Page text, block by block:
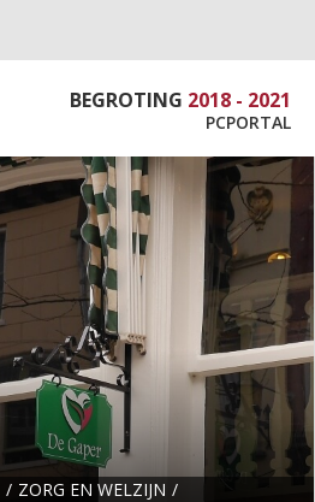
BEGROTING 2018 - 2021
PCPORTAL
ZORG EN WELZIJN